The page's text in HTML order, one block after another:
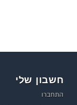
חשבון שלי
התחברו